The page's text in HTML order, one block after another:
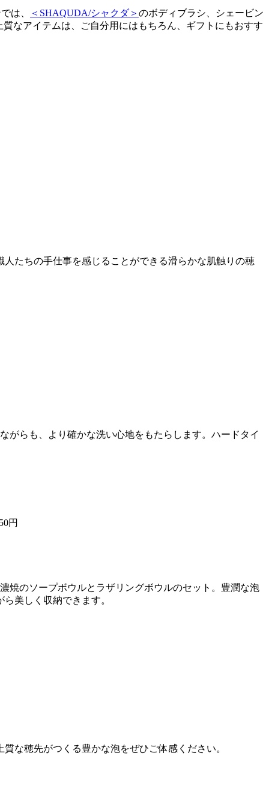
は、 ＜SHAQUDA/シャクダ＞ のボディブラシ、シェービン
なアイテムは、ご自分用にはもちろん、ギフトにもおすす
たちの手仕事を感じることができる滑らかな肌触りの穂
がらも、より確かな洗い心地をもたらします。ハードタイ
円
焼のソープボウルとラザリングボウルのセット。豊潤な泡
美しく収納できます。
な穂先がつくる豊かな泡をぜひご体感ください。